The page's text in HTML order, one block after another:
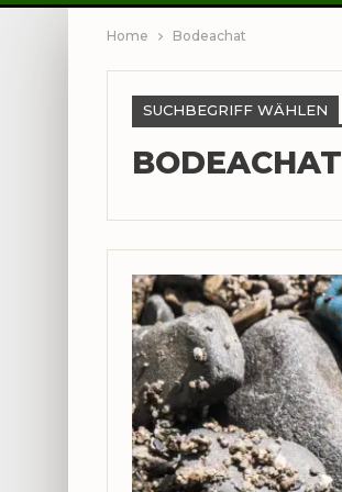
Home Bodeachat
SUCHBEGRIFF WÄHLEN
BODEACHAT